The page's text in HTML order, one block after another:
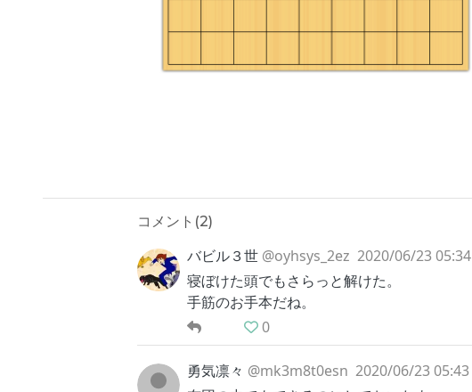
コメント(2)
バビル３世 @oyhsys_2ez 2020/06/23 05:34
寝ぼけた頭でもさらっと解けた。
手筋のお手本だね。
0
勇気凛々 @mk3m8t0esn 2020/06/23 05:43